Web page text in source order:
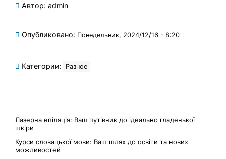
Автор: admin
Опубликовано: Понедельник, 2024/12/16 - 8:20
Категории: Разное
Лазерна епіляція: Ваш путівник до ідеально гладенької
шкіри
Курси словацької мови: Ваш шлях до освіти та нових
можливостей